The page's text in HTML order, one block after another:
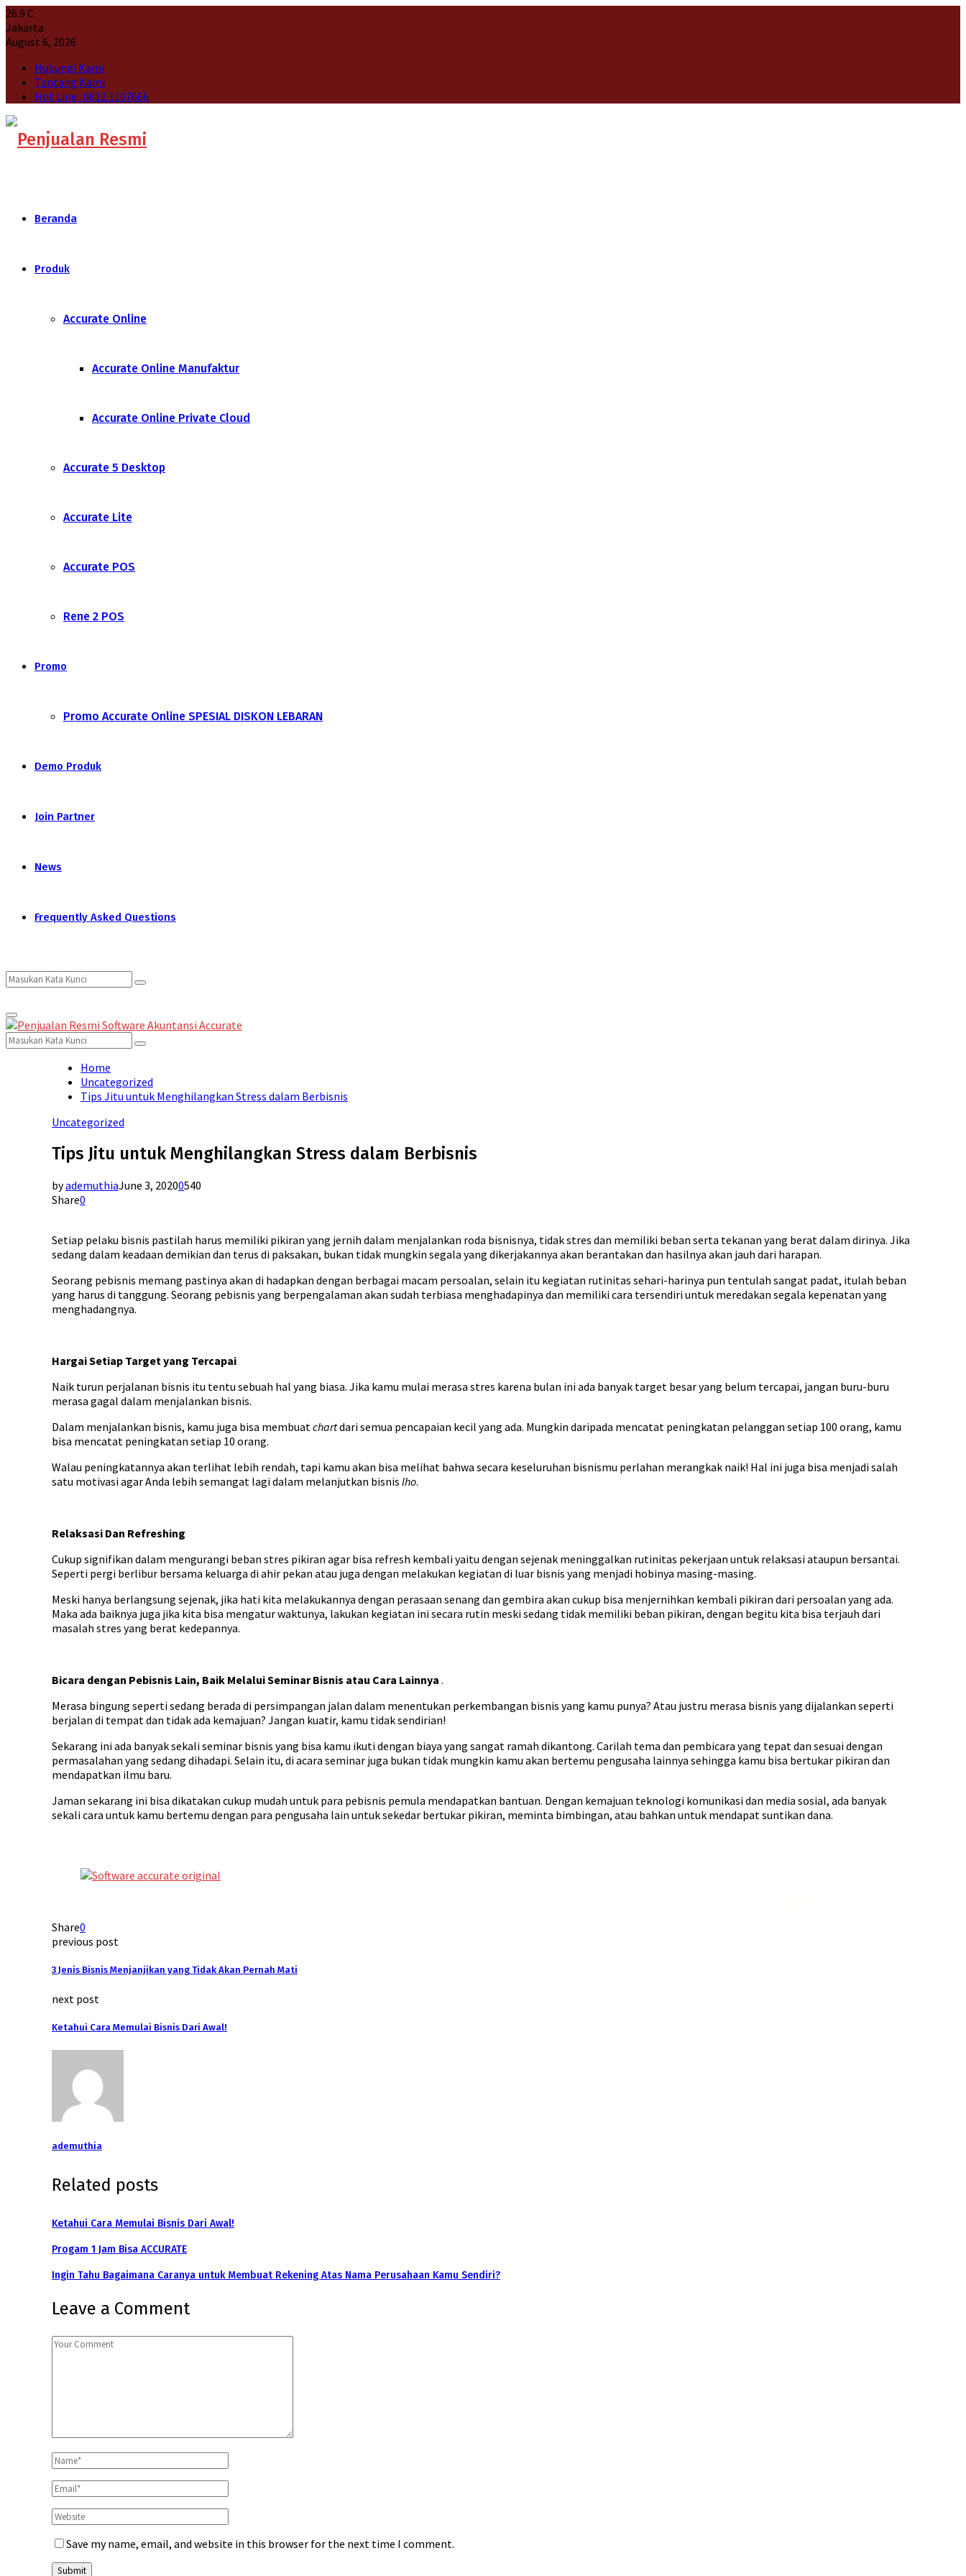
26.9 C
Jakarta
August 6, 2026
Hubungi Kami
Tantang Kami
Hot Line : 0812 1107666
Beranda
Produk
Accurate Online
Accurate Online Manufaktur
Accurate Online Private Cloud
Accurate 5 Desktop
Accurate Lite
Accurate POS
Rene 2 POS
Promo
Promo Accurate Online SPESIAL DISKON LEBARAN
Demo Produk
Join Partner
News
Frequently Asked Questions
Search
for:
Search
Primary
Menu
Search
for:
Search
Home
Uncategorized
Tips Jitu untuk Menghilangkan Stress dalam Berbisnis
Uncategorized
Tips Jitu untuk Menghilangkan Stress dalam Berbisnis
byademuthiaJune 3, 20200540
Share0
Setiap pelaku bisnis pastilah harus memiliki pikiran yang jernih dalam menjalankan roda bisnisnya, tidak stres dan memiliki beban serta tekanan yang berat dalam dirinya. Jika
sedang dalam keadaan demikian dan terus di paksakan, bukan tidak mungkin segala yang dikerjakannya akan berantakan dan hasilnya akan jauh dari harapan.
Seorang pebisnis memang pastinya akan di hadapkan dengan berbagai macam persoalan, selain itu kegiatan rutinitas sehari-harinya pun tentulah sangat padat, itulah beban
yang harus di tanggung. Seorang pebisnis yang berpengalaman akan sudah terbiasa menghadapinya dan memiliki cara tersendiri untuk meredakan segala kepenatan yang
menghadangnya.
Hargai Setiap Target yang Tercapai
Naik turun perjalanan bisnis itu tentu sebuah hal yang biasa. Jika kamu mulai merasa stres karena bulan ini ada banyak target besar yang belum tercapai, jangan buru-buru
merasa gagal dalam menjalankan bisnis.
Dalam menjalankan bisnis, kamu juga bisa membuat chartdari semua pencapaian kecil yang ada. Mungkin daripada mencatat peningkatan pelanggan setiap 100 orang, kamu
bisa mencatat peningkatan setiap 10 orang.
Walau peningkatannya akan terlihat lebih rendah, tapi kamu akan bisa melihat bahwa secara keseluruhan bisnismu perlahan merangkak naik! Hal ini juga bisa menjadi salah
satu motivasi agar Anda lebih semangat lagi dalam melanjutkan bisnis lho.
Relaksasi Dan Refreshing
Cukup signifikan dalam mengurangi beban stres pikiran agar bisa refresh kembali yaitu dengan sejenak meninggalkan rutinitas pekerjaan untuk relaksasi ataupun bersantai.
Seperti pergi berlibur bersama keluarga di ahir pekan atau juga dengan melakukan kegiatan di luar bisnis yang menjadi hobinya masing-masing.
Meski hanya berlangsung sejenak, jika hati kita melakukannya dengan perasaan senang dan gembira akan cukup bisa menjernihkan kembali pikiran dari persoalan yang ada.
Maka ada baiknya juga jika kita bisa mengatur waktunya, lakukan kegiatan ini secara rutin meski sedang tidak memiliki beban pikiran, dengan begitu kita bisa terjauh dari
masalah stres yang berat kedepannya.
Bicara dengan Pebisnis Lain, Baik Melalui Seminar Bisnis atau Cara Lainnya .
Merasa bingung seperti sedang berada di persimpangan jalan dalam menentukan perkembangan bisnis yang kamu punya? Atau justru merasa bisnis yang dijalankan seperti
berjalan di tempat dan tidak ada kemajuan? Jangan kuatir, kamu tidak sendirian!
Sekarang ini ada banyak sekali seminar bisnis yang bisa kamu ikuti dengan biaya yang sangat ramah dikantong. Carilah tema dan pembicara yang tepat dan sesuai dengan
permasalahan yang sedang dihadapi. Selain itu, di acara seminar juga bukan tidak mungkin kamu akan bertemu pengusaha lainnya sehingga kamu bisa bertukar pikiran dan
mendapatkan ilmu baru.
Jaman sekarang ini bisa dikatakan cukup mudah untuk para pebisnis pemula mendapatkan bantuan. Dengan kemajuan teknologi komunikasi dan media sosial, ada banyak
sekali cara untuk kamu bertemu dengan para pengusaha lain untuk sekedar bertukar pikiran, meminta bimbingan, atau bahkan untuk mendapat suntikan dana.
Share0
previous post
3 Jenis Bisnis Menjanjikan yang Tidak Akan Pernah Mati
next post
Ketahui Cara Memulai Bisnis Dari Awal!
ademuthia
Related posts
Ketahui Cara Memulai Bisnis Dari Awal!
Progam 1 Jam Bisa ACCURATE
Ingin Tahu Bagaimana Caranya untuk Membuat Rekening Atas Nama Perusahaan Kamu Sendiri?
Leave a Comment
Save my name, email, and website in this browser for the next time I comment.